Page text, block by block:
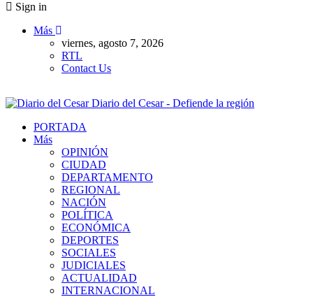
Sign in
Más
viernes, agosto 7, 2026
RTL
Contact Us
Diario del Cesar - Defiende la región
PORTADA
Más
OPINIÓN
CIUDAD
DEPARTAMENTO
REGIONAL
NACIÓN
POLÍTICA
ECONÓMICA
DEPORTES
SOCIALES
JUDICIALES
ACTUALIDAD
INTERNACIONAL